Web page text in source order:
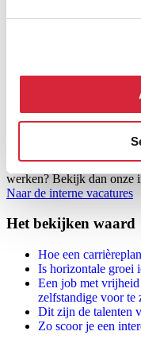
denken dat je niet deugt.
Ben jij klaar voor een
Onze collega’s
onze recruiters om jou te
Misschien zijn wij wel
Mensen met lef, daar
werken? Bekijk dan onze
Naar de interne vacatures
Het bekijken waard
Hoe een
Is horizontale groei
Een job met vrijheid
zelfstandige voor te
Dit zijn de talenten
Zo scoor je een